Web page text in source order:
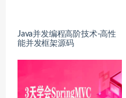
Java并发编程高阶技术-高性
能并发框架源码